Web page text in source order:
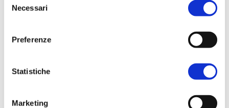
delNecessari
Preferenze
Statistiche
Marketing